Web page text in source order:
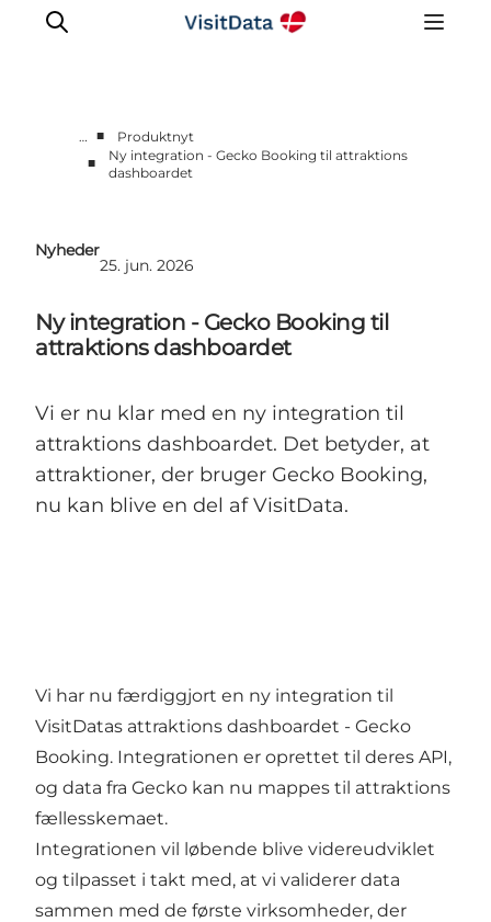
Sådan hjælper VisitData
Kom på VisitData
Få mere ud af VisitData
… ■
Produktnyt
■
Ny integration - Gecko Booking til attraktions
dashboardet
Nyheder
25. jun. 2026
Ny integration - Gecko Booking til
attraktions dashboardet
Vi er nu klar med en ny integration til
attraktions dashboardet. Det betyder, at
attraktioner, der bruger Gecko Booking,
nu kan blive en del af VisitData.
Vi har nu færdiggjort en ny integration til
VisitDatas attraktions dashboardet - Gecko
Booking. Integrationen er oprettet til deres API,
og data fra Gecko kan nu mappes til attraktions
fællesskemaet.
Integrationen vil løbende blive videreudviklet
og tilpasset i takt med, at vi validerer data
sammen med de første virksomheder, der